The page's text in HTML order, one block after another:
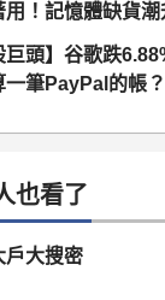
用！記憶體缺貨潮
群聯領軍噴發
巨頭】谷歌跌
一筆PayPal的帳？
也看了
戶大搜密